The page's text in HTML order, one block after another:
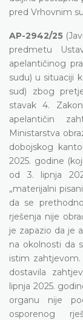
pred Vrhovnim
AP-2942/25
predmetu
apelantičinog
sudu) u situaciji
sud) zbog
stavak 4.
apelantičin
Ministarstva
dobojskog
2025. godine
od 3. lipnja
„materijalni
da se
rješenja nije
je zapazio da je
na okolnosti da
istim
dostavila
lipnja 2025.
organu nije
osporenog